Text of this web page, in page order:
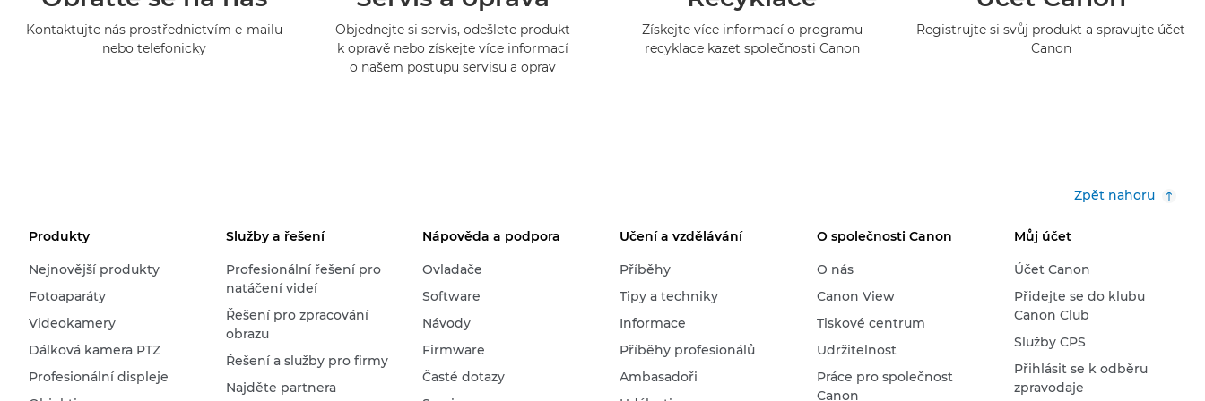
Kontaktujte nás prostřednictvím e-mailu
nebo telefonicky
Objednejte si servis, odešlete produkt
k opravě nebo získejte více informací
o našem postupu servisu a oprav
Získejte více informací o programu
recyklace kazet společnosti Canon
Registrujte si svůj produkt a spravujte účet
Canon
Zpět nahoru
Produkty
Nejnovější produkty
Fotoaparáty
Videokamery
Dálková kamera PTZ
Profesionální displeje
Služby a řešení
Profesionální řešení pro
natáčení videí
Řešení pro zpracování
obrazu
Řešení a služby pro firmy
Najděte partnera
Nápověda a podpora
Ovladače
Software
Návody
Firmware
Časté dotazy
Učení a vzdělávání
Příběhy
Tipy a techniky
Informace
Příběhy profesionálů
Ambasadoři
O společnosti Canon
O nás
Canon View
Tiskové centrum
Udržitelnost
Práce pro společnost
Canon
Můj účet
Účet Canon
Přidejte se do klubu
Canon Club
Služby CPS
Přihlásit se k odběru
zpravodaje